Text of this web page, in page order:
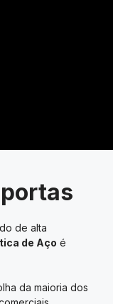
de alta
de Aço é
da maioria dos